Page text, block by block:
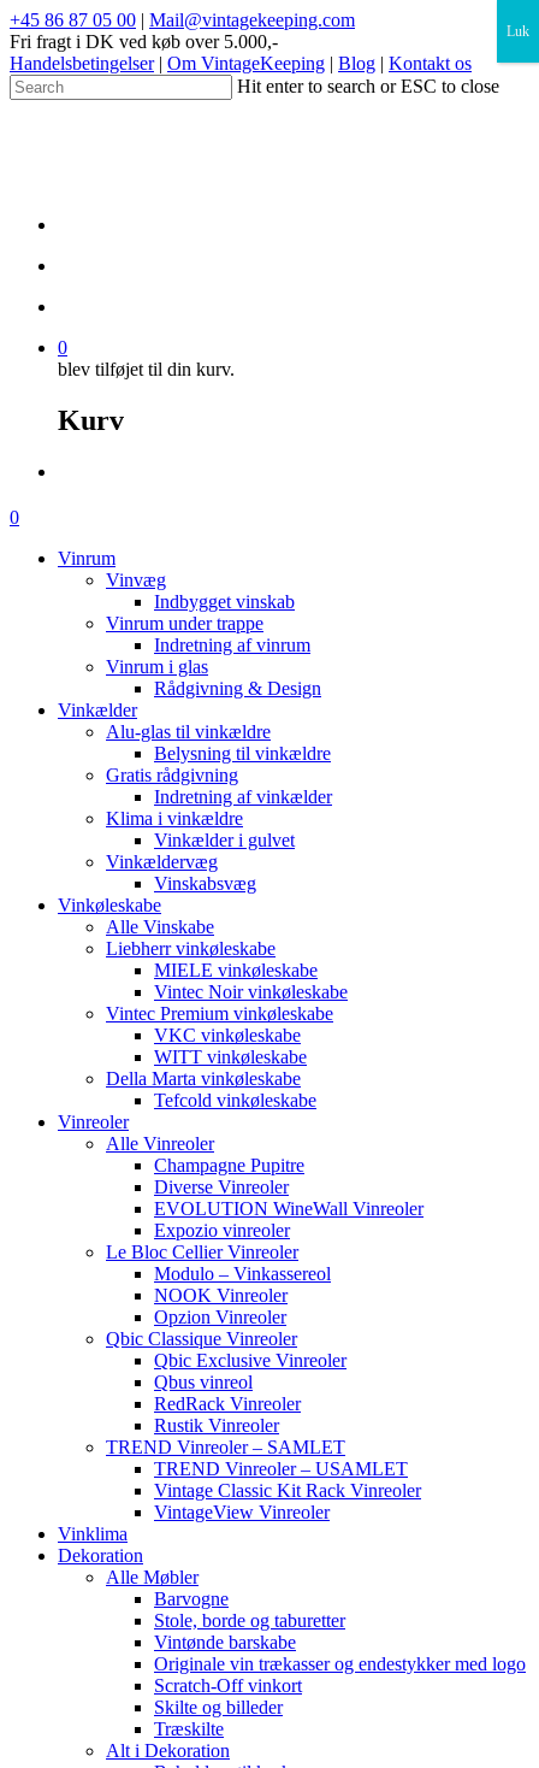
+45 86 87 05 00 | Mail@vintagekeeping.com
Fri fragt i DK ved køb over 5.000,-
Handelsbetingelser| Om VintageKeeping | Blog | Kontakt os
Hit enter to search or ESC to close
0
blev tilføjet til din kurv.
Kurv
0
Vinrum
Vinvæg
Indbygget vinskab
Vinrum under trappe
Indretning af vinrum
Vinrum i glas
Rådgivning & Design
Vinkælder
Alu-glas til vinkældre
Belysning til vinkældre
Gratis rådgivning
Indretning af vinkælder
Klima i vinkældre
Vinkælder i gulvet
Vinkældervæg
Vinskabsvæg
Vinkøleskabe
Alle Vinskabe
Liebherr vinkøleskabe
MIELE vinkøleskabe
Vintec Noir vinkøleskabe
Vintec Premium vinkøleskabe
VKC vinkøleskabe
WITT vinkøleskabe
Della Marta vinkøleskabe
Tefcold vinkøleskabe
Vinreoler
Alle Vinreoler
Champagne Pupitre
Diverse Vinreoler
EVOLUTION WineWall Vinreoler
Expozio vinreoler
Le Bloc Cellier Vinreoler
Modulo – Vinkassereol
NOOK Vinreoler
Opzion Vinreoler
Qbic Classique Vinreoler
Qbic Exclusive Vinreoler
Qbus vinreol
RedRack Vinreoler
Rustik Vinreoler
TREND Vinreoler – SAMLET
TREND Vinreoler – USAMLET
Vintage Classic Kit Rack Vinreoler
VintageView Vinreoler
Vinklima
Dekoration
Alle Møbler
Barvogne
Stole, borde og taburetter
Vintønde barskabe
Originale vin trækasser og endestykker med logo
Scratch-Off vinkort
Skilte og billeder
Træskilte
Alt i Dekoration
×
Luk